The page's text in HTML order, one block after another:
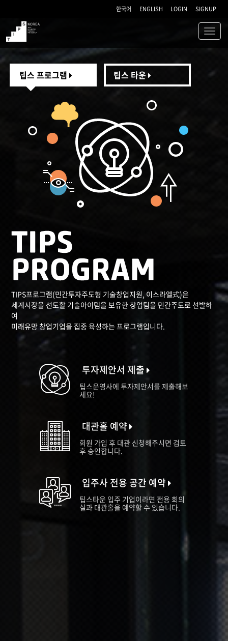
한국어 ENGLISH LOGIN SIGNUP
TIPS
팁스 프로그램 팁스 타운
TIPS프로그램(민간투자주도형 기술창업지원, 이스라엘式)은
세계시장을 선도할 기술아이템을 보유한 창업팀을 민간주도로 선발하
여
미래유망 창업기업을 집중 육성하는 프로그램입니다.
투자제안서 제출
팁스운영사에 투자제안서를 제출해보
세요!
대관홀 예약
회원 가입 후 대관 신청해주시면 검토
후 승인합니다.
입주사 전용 공간 예약
팁스타운 입주 기업이라면 전용 회의
실과 대관홀을 예약할 수 있습니다.